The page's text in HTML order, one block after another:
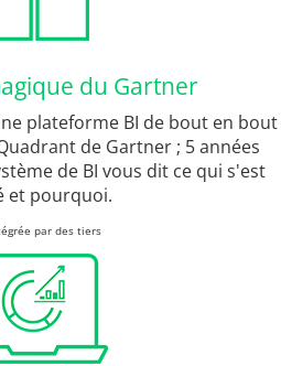
du Gartner
plateforme BI de bout en bout
de Gartner ; 5 années
de BI vous dit ce qui s'est
et pourquoi.
par des tiers